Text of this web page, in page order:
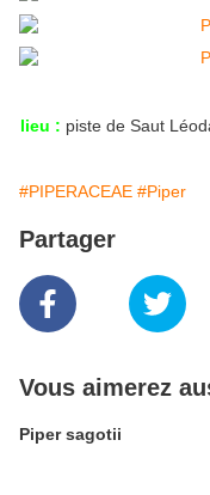
lieu : piste de Saut
#PIPERACEAE #Piper
Partager
Vous aimerez
Piper sagotii